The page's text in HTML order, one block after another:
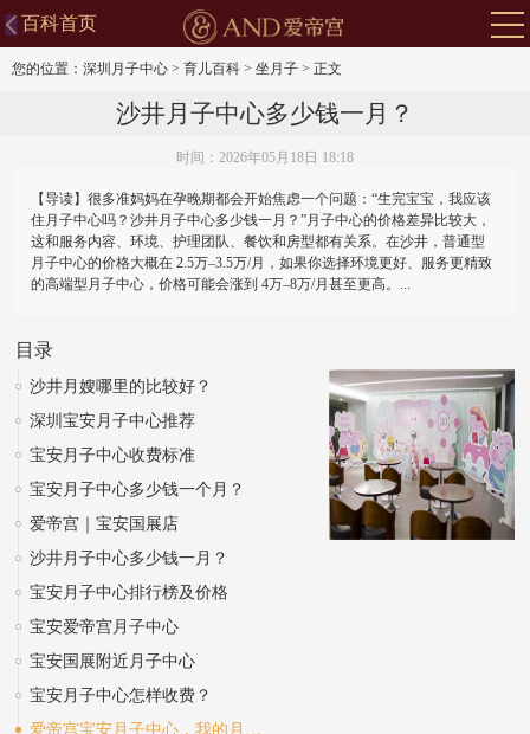
百科首页
您的位置： 深圳月子中心 > 育儿百科 > 坐月子 > 正文
沙井月子中心多少钱一月？
时间：2026年05月18日 18:18
【导读】很多准妈妈在孕晚期都会开始焦虑一个问题：“生完宝宝，我应该
住月子中心吗？沙井月子中心多少钱一月？”月子中心的价格差异比较大，
这和服务内容、环境、护理团队、餐饮和房型都有关系。在沙井，普通型
月子中心的价格大概在 2.5万–3.5万/月，如果你选择环境更好、服务更精致
的高端型月子中心，价格可能会涨到 4万–8万/月甚至更高。...
目录
沙井月嫂哪里的比较好？
深圳宝安月子中心推荐
宝安月子中心收费标准
宝安月子中心多少钱一个月？
爱帝宫｜宝安国展店
沙井月子中心多少钱一月？
宝安月子中心排行榜及价格
宝安爱帝宫月子中心
宝安国展附近月子中心
宝安月子中心怎样收费？
爱帝宫宝安月子中心，我的月子经历真实分享！